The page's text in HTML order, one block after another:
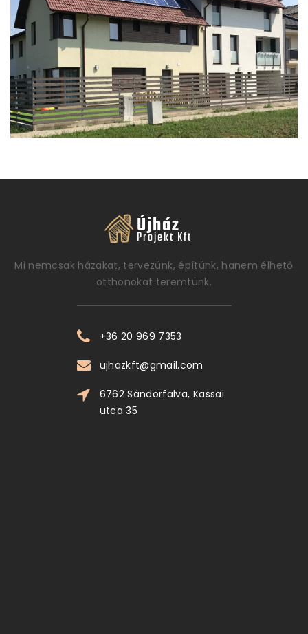
Mi nemcsak házakat, tervezünk, építünk, hanem élhető
otthonokat teremtünk.
+36 20 969 7353
ujhazkft@gmail.com
6762 Sándorfalva, Kassai
utca 35